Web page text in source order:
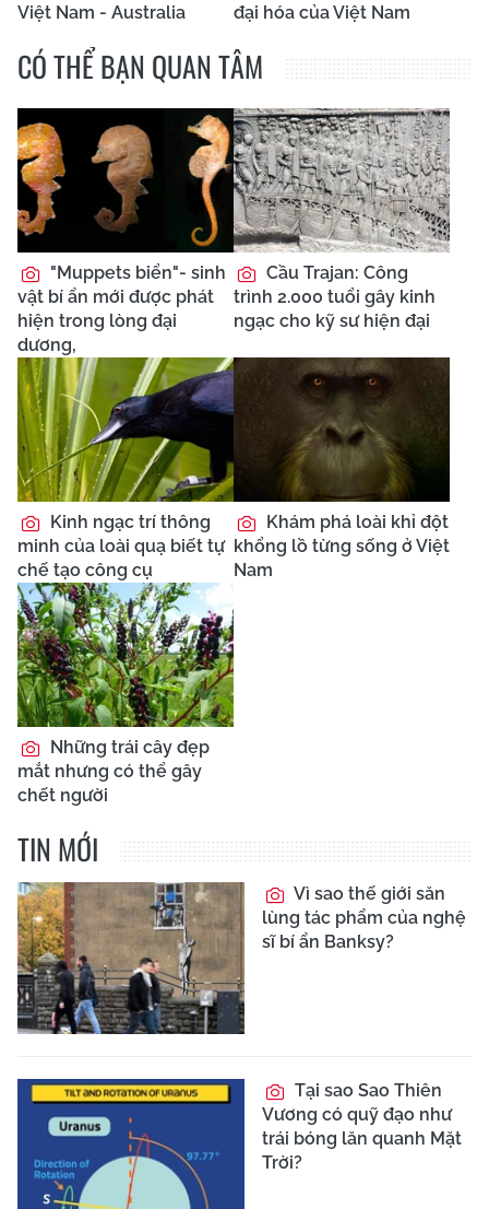
Việt Nam - Australia
đại hóa của Việt Nam
CÓ THỂ BẠN QUAN TÂM
"Muppets biển"- sinh
vật bí ẩn mới được phát
hiện trong lòng đại
dương,
Cầu Trajan: Công
trình 2.000 tuổi gây kinh
ngạc cho kỹ sư hiện đại
Kinh ngạc trí thông
minh của loài quạ biết tự
chế tạo công cụ
Khám phá loài khỉ đột
khổng lồ từng sống ở Việt
Nam
Những trái cây đẹp
mắt nhưng có thể gây
chết người
TIN MỚI
Vì sao thế giới săn
lùng tác phẩm của nghệ
sĩ bí ẩn Banksy?
Tại sao Sao Thiên
Vương có quỹ đạo như
trái bóng lăn quanh Mặt
Trời?